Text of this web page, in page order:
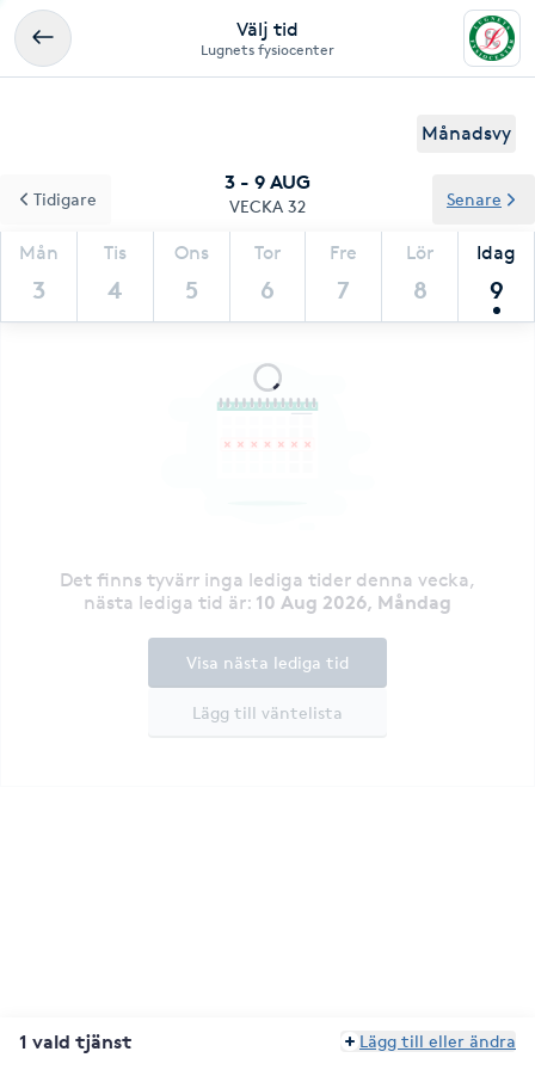
Välj tid
Lugnets fysiocenter
Månadsvy
3 - 9 AUG
VECKA 32
Mån
3
Tis
4
Ons
5
Tor
6
Fre
7
Lör
8
Idag
9
Tidigare Senare
Det finns tyvärr inga lediga tider denna vecka,
nästa lediga tid är: 10 Aug 2026, Måndag
Lägg till väntelista
Visa nästa lediga tid
1 vald tjänst Lägg till eller ändra